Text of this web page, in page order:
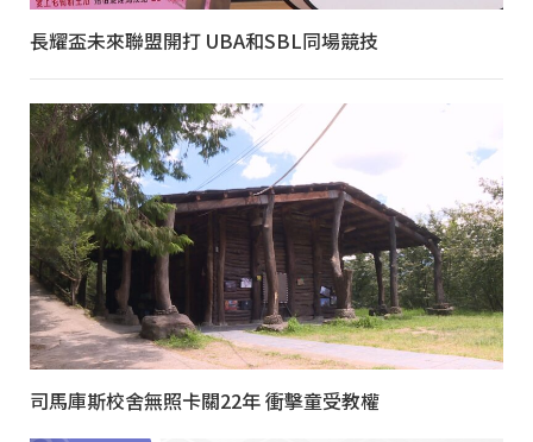
長耀盃未來聯盟開打 UBA和SBL同場競技
司馬庫斯校舍無照卡關22年 衝擊童受教權